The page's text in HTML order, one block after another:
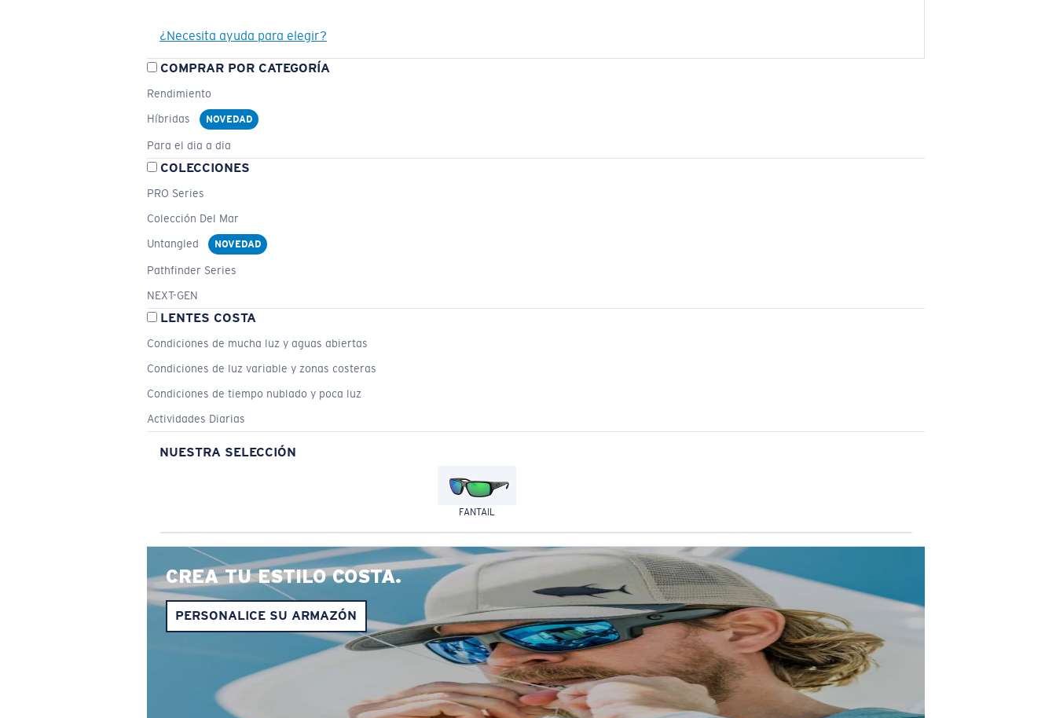
¿Necesita ayuda para elegir?
COMPRAR POR CATEGORÍA
Rendimiento
Híbridas
NOVEDAD
Para el dia a dia
COLECCIONES
PRO Series
Colección Del Mar
Untangled
NOVEDAD
Pathfinder Series
NEXT-GEN
LENTES COSTA
Condiciones de mucha luz y aguas abiertas
Condiciones de luz variable y zonas costeras
Condiciones de tiempo nublado y poca luz
Actividades Diarias
NUESTRA SELECCIÓN
FANTAIL
CREA TU ESTILO COSTA.
PERSONALICE SU ARMAZÓN